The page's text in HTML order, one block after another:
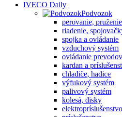
IVECO Daily
Podvozok
perovanie, pruženie
riadenie,
spojka a ovládanie
vzduchový systém
ovládanie
kardan a
chladiče, hadice
výfukový systém
palivový systém
kolesá, disky
elektropríslušenstvo